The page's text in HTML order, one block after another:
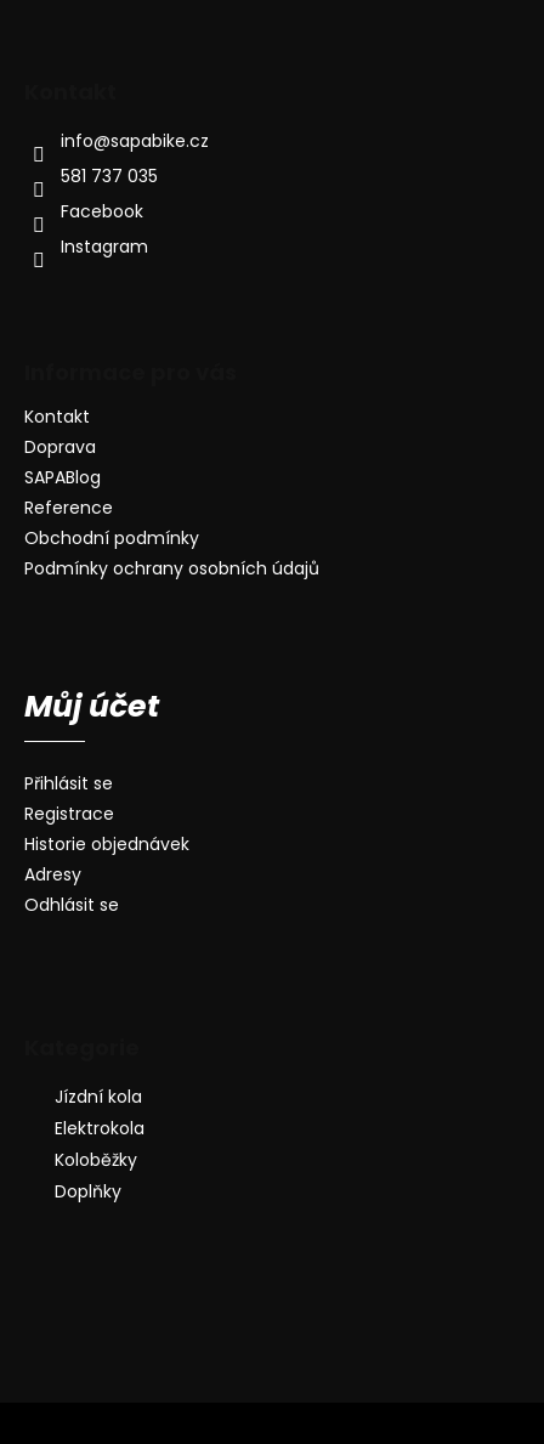
info@sapabike.cz
581 737 035
Facebook
Instagram
Kontakt
Doprava
SAPABlog
Reference
Obchodní podmínky
Podmínky ochrany osobních údajů
Můj účet
Přihlásit se
Registrace
Historie objednávek
Adresy
Odhlásit se
Jízdní kola
Elektrokola
Koloběžky
Doplňky